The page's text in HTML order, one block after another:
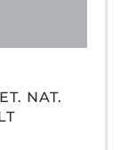
NAT.